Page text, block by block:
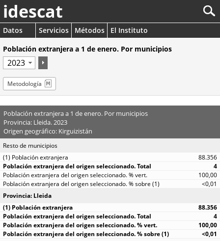
idescat
Datos Servicios Métodos
El Instituto
Población extranjera a 1 de enero. Por municipios
Metodología
Población extranjera a 1 de enero. Por municipios
Provincia: Lleida. 2023
Origen geográfico: Kirguizistán
Resto de municipios
88.356
4
100,00
<0,01
Provincia: Lleida
88.356
4
100,00
<0,01